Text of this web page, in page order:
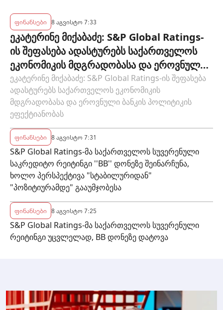
არ წარმოადგენს საქართველოს
ეროვნული ბანკის რეგულირებულ
სუბიექტს
ფინანსები 8 აგვისტო 7:33
ეკატერინე მიქაბაძე: S&P Global Ratings-
ის შეფასება ადასტურებს საქართველოს
ეკონომიკის მდგრადობასა და ეროვნული
ბანკის პოლიტიკის ეფექტიანობას
ეკატერინე მიქაბაძე: S&P Global Ratings-ის შეფასება
ადასტურებს საქართველოს ეკონომიკის
მდგრადობასა და ეროვნული ბანკის პოლიტიკის
ეფექტიანობას
ფინანსები 8 აგვისტო 7:31
S&P Global Ratings-მა საქართველოს სუვერენული
საკრედიტო რეიტინგი ''BB'' დონეზე შეინარჩუნა,
ხოლო პერსპექტივა "სტაბილურიდან"
"პოზიტიურამდე" გააუმჯობესა
ფინანსები 8 აგვისტო 7:25
S&P Global Ratings-მა საქართველოს სუვერენული
რეიტინგი უცვლელად, BB დონეზე დატოვა